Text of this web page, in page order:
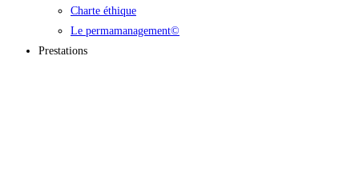
Charte éthique
Le permamanagement©
Prestations